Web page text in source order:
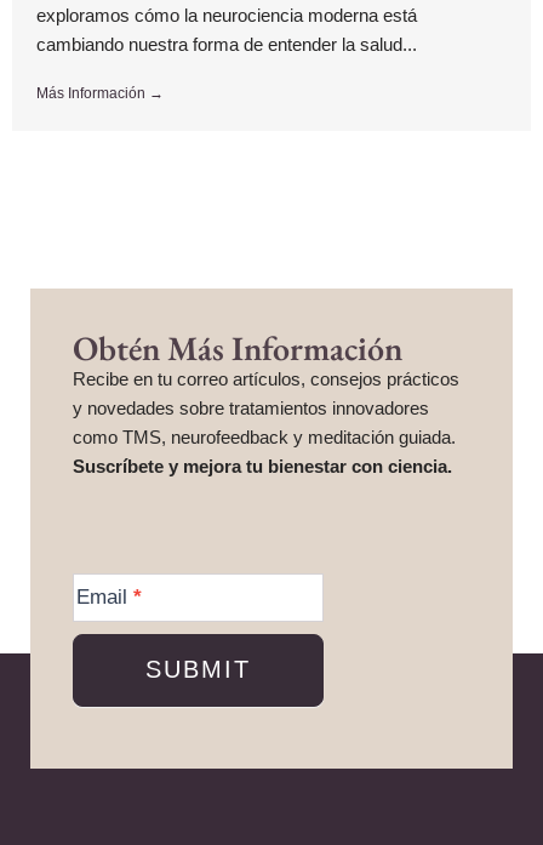
exploramos cómo la neurociencia moderna está
cambiando nuestra forma de entender la salud...
Más Información →
Obtén Más Información
Recibe en tu correo artículos, consejos prácticos
y novedades sobre tratamientos innovadores
como TMS, neurofeedback y meditación guiada.
Suscríbete y mejora tu bienestar con ciencia.
Information
Email *
SUBMIT